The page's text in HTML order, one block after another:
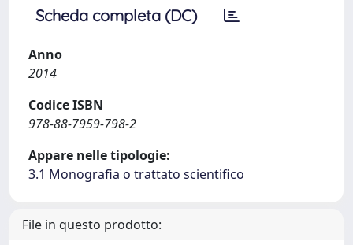
Scheda completa (DC)
Anno
2014
Codice ISBN
978-88-7959-798-2
Appare nelle tipologie:
3.1 Monografia o trattato scientifico
File in questo prodotto: